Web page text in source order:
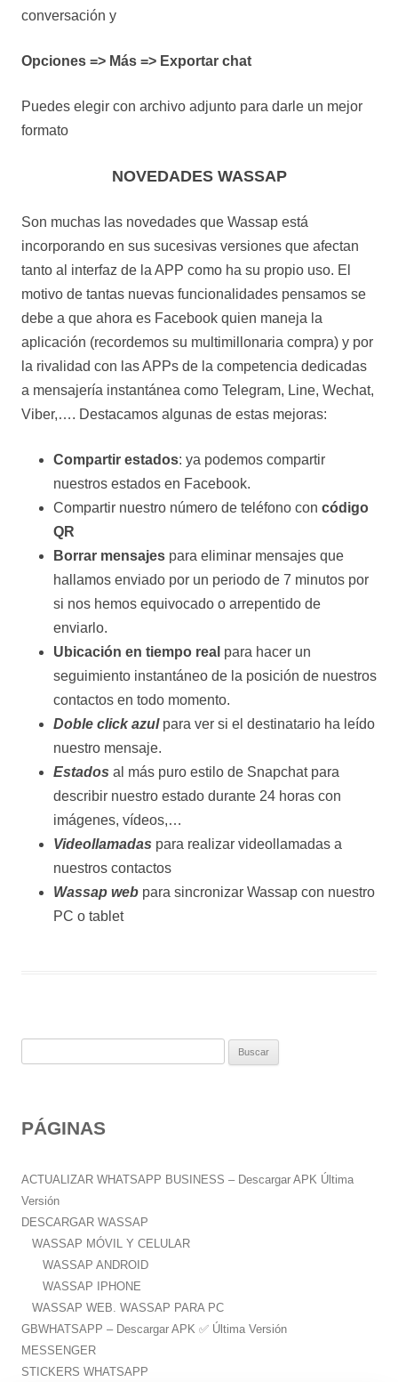
conversación y
Opciones => Más => Exportar chat
Puedes elegir con archivo adjunto para darle un mejor
formato
NOVEDADES WASSAP
Son muchas las novedades que Wassap está
incorporando en sus sucesivas versiones que afectan
tanto al interfaz de la APP como ha su propio uso. El
motivo de tantas nuevas funcionalidades pensamos se
debe a que ahora es Facebook quien maneja la
aplicación (recordemos su multimillonaria compra) y por
la rivalidad con las APPs de la competencia dedicadas
a mensajería instantánea como Telegram, Line, Wechat,
Viber,…. Destacamos algunas de estas mejoras:
Compartir estados: ya podemos compartir
nuestros estados en Facebook.
Compartir nuestro número de teléfono con código
QR
Borrar mensajes para eliminar mensajes que
hallamos enviado por un periodo de 7 minutos por
si nos hemos equivocado o arrepentido de
enviarlo.
Ubicación en tiempo real para hacer un
seguimiento instantáneo de la posición de nuestros
contactos en todo momento.
Doble click azulpara ver si el destinatario ha leído
nuestro mensaje.
Estados al más puro estilo de Snapchat para
describir nuestro estado durante 24 horas con
imágenes, vídeos,…
Videollamadas para realizar videollamadas a
nuestros contactos
Wassap web para sincronizar Wassap con nuestro
PC o tablet
a
:
PÁGINAS
ACTUALIZAR WHATSAPP BUSINESS – Descargar APK Última
Versión
DESCARGAR WASSAP
WASSAP MÓVIL Y CELULAR
WASSAP ANDROID
WASSAP IPHONE
WASSAP WEB. WASSAP PARA PC
GBWHATSAPP – Descargar APK ✅️ Última Versión
MESSENGER
STICKERS WHATSAPP